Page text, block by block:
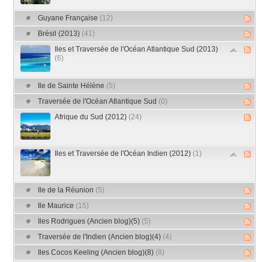
Guyane Française (12)
Brésil (2013) (41)
Iles et Traversée de l'Océan Atlantique Sud (2013)
(6)
Ile de Sainte Hélène (5)
Traversée de l'Océan Atlantique Sud (0)
Afrique du Sud (2012) (24)
Iles et Traversée de l'Océan Indien (2012) (1)
Ile de la Réunion (5)
Ile Maurice (15)
Iles Rodrigues (Ancien blog)(5) (5)
Traversée de l'Indien (Ancien blog)(4) (4)
Iles Cocos Keeling (Ancien blog)(8) (8)